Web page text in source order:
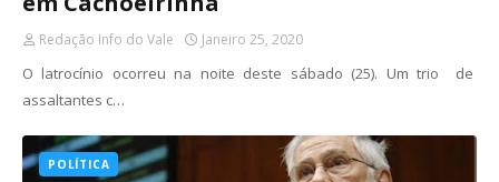
Redação Info do Vale Janeiro 25, 2020
O latrocínio ocorreu na noite deste sábado (25). Um trio de
assaltantes c…
POLÍTICA